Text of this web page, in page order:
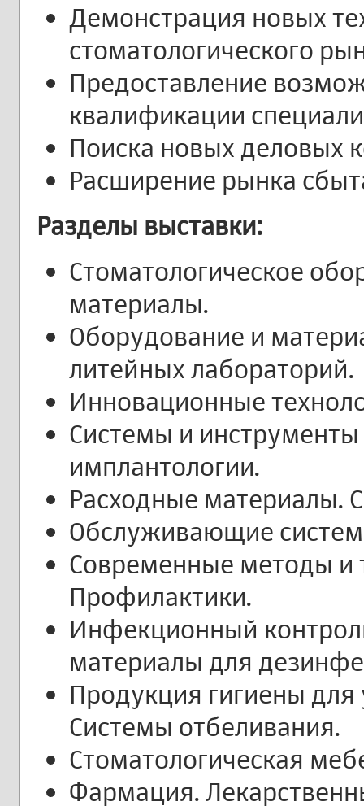
Демонстрация новых
стоматологического
Предоставление
квалификации
Поиска новых деловых
Расширение рынка
Разделы выставки:
Стоматологическое
материалы.
Оборудование и
литейных лабораторий.
Инновационные
Системы и
имплантологии.
Расходные материалы.
Обслуживающие
Современные методы и
Профилактики.
Инфекционный
материалы для
Продукция гигиены для
Системы отбеливания.
Стоматологическая
Фармация.